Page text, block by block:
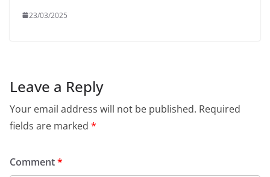
23/03/2025
Leave a Reply
Your email address will not be published. Required
fields are marked *
Comment*